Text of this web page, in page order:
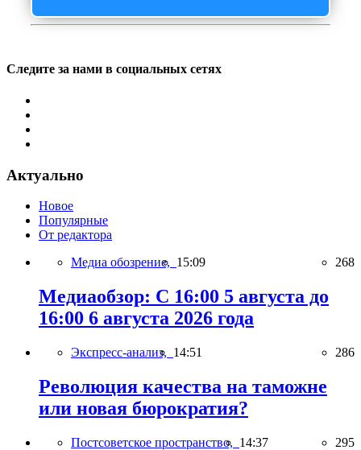
Следите за нами в социальных сетях
Актуально
Новое
Популярные
От редактора
Медиа обозрение, 15:09 268
Медиаобзор: С 16:00 5 августа до
16:00 6 августа 2026 года
Экспресс-анализ, 14:51 286
Революция качества на таможне
или новая бюрократия?
Постсоветское пространство, 14:37 295